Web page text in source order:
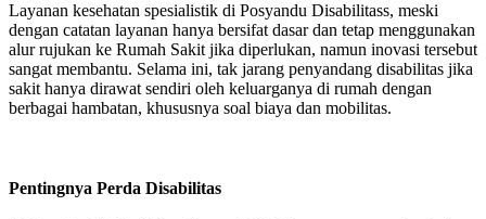
Layanan kesehatan spesialistik di Posyandu Disabilitass, meski
dengan catatan layanan hanya bersifat dasar dan tetap menggunakan
alur rujukan ke Rumah Sakit jika diperlukan, namun inovasi tersebut
sangat membantu. Selama ini, tak jarang penyandang disabilitas jika
sakit hanya dirawat sendiri oleh keluarganya di rumah dengan
berbagai hambatan, khususnya soal biaya dan mobilitas.
Pentingnya Perda Disabilitas